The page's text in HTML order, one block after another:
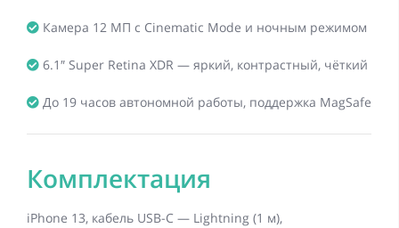
Камера 12 МП с Cinematic Mode и ночным режимом
6.1″ Super Retina XDR — яркий, контрастный, чёткий
До 19 часов автономной работы, поддержка MagSafe
Комплектация
iPhone 13, кабель USB-C — Lightning (1 м),